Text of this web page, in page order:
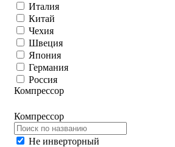
Италия
Китай
Чеxия
Швеция
Япония
Германия
Россия
Компрессор
Компрессор
Не инверторный